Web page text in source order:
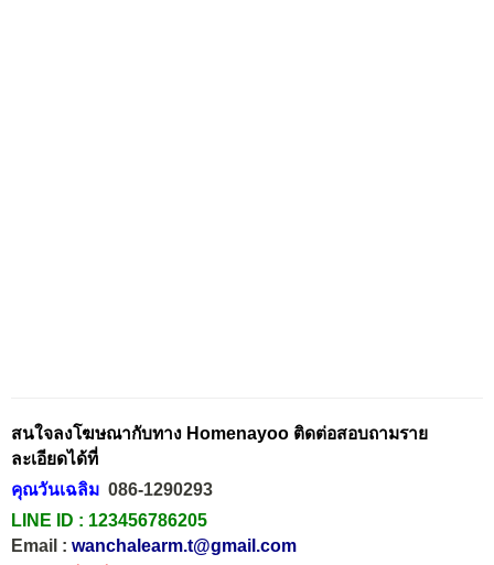
สนใจลงโฆษณากับทาง Homenayoo ติดต่อสอบถามราย
ละเอียดได้ที่
คุณวันเฉลิม 086-1290293
LINE ID : 123456786205
Email : wanchalearm.t@gmail.com